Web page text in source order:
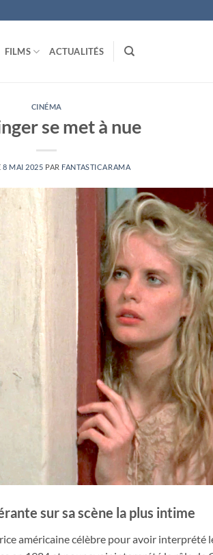
FILMS ACTUALITÉS
CINÉMA
se met à nue
8 MAI 2025 PAR FANTASTICARAMA
sur sa scène la plus intime
américaine célèbre pour avoir interprété